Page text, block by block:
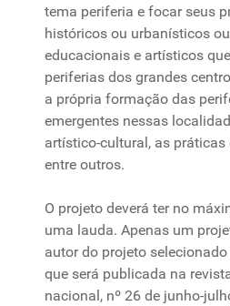
tema periferia e focar seus
históricos ou urbanísticos
educacionais e artísticos
periferias dos grandes
a própria formação das
emergentes nessas
artístico-cultural, as
entre outros.
O projeto deverá ter no
uma lauda. Apenas um
autor do projeto
que será publicada na
nacional, nº 26 de junho-